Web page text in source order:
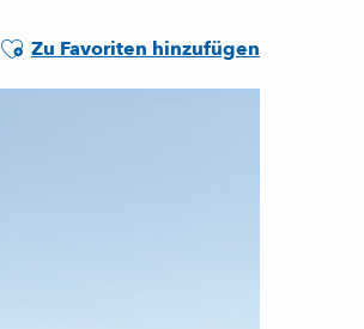
Ajouter aux favoris
Zu Favoriten hinzufügen